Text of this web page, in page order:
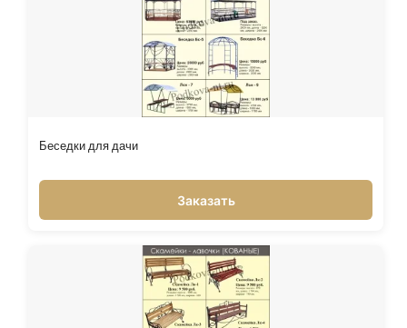
Беседки для дачи
Заказать